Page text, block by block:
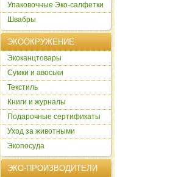
Упаковочные Эко-салфетки
Швабры
ЭКООКРУЖЕНИЕ
Экоканцтовары
Сумки и авоськи
Текстиль
Книги и журналы
Подарочные сертификаты
Уход за животными
Экопосуда
ЭКО-ПРОИЗВОДИТЕЛИ